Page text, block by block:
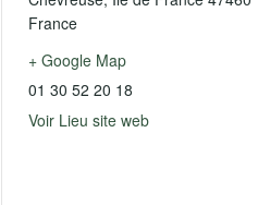
France
+ Google Map
01 30 52 20 18
Voir Lieu site web